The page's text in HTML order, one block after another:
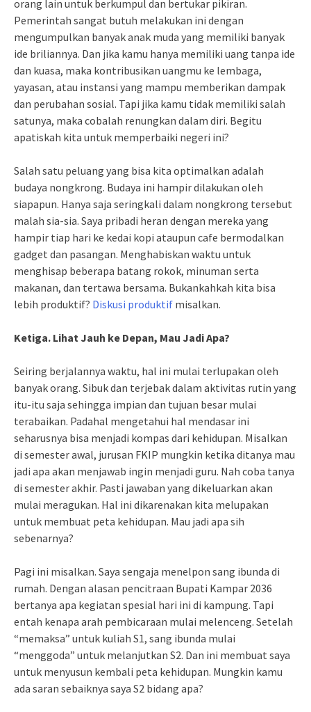
orang lain untuk berkumpul dan bertukar pikiran.
Pemerintah sangat butuh melakukan ini dengan
mengumpulkan banyak anak muda yang memiliki banyak
ide briliannya. Dan jika kamu hanya memiliki uang tanpa ide
dan kuasa, maka kontribusikan uangmu ke lembaga,
yayasan, atau instansi yang mampu memberikan dampak
dan perubahan sosial. Tapi jika kamu tidak memiliki salah
satunya, maka cobalah renungkan dalam diri. Begitu
apatiskah kita untuk memperbaiki negeri ini?
Salah satu peluang yang bisa kita optimalkan adalah
budaya nongkrong. Budaya ini hampir dilakukan oleh
siapapun. Hanya saja seringkali dalam nongkrong tersebut
malah sia-sia. Saya pribadi heran dengan mereka yang
hampir tiap hari ke kedai kopi ataupun cafe bermodalkan
gadget dan pasangan. Menghabiskan waktu untuk
menghisap beberapa batang rokok, minuman serta
makanan, dan tertawa bersama. Bukankahkah kita bisa
lebih produktif? Diskusi produktif misalkan.
Ketiga. Lihat Jauh ke Depan, Mau Jadi Apa?
Seiring berjalannya waktu, hal ini mulai terlupakan oleh
banyak orang. Sibuk dan terjebak dalam aktivitas rutin yang
itu-itu saja sehingga impian dan tujuan besar mulai
terabaikan. Padahal mengetahui hal mendasar ini
seharusnya bisa menjadi kompas dari kehidupan. Misalkan
di semester awal, jurusan FKIP mungkin ketika ditanya mau
jadi apa akan menjawab ingin menjadi guru. Nah coba tanya
di semester akhir. Pasti jawaban yang dikeluarkan akan
mulai meragukan. Hal ini dikarenakan kita melupakan
untuk membuat peta kehidupan. Mau jadi apa sih
sebenarnya?
Pagi ini misalkan. Saya sengaja menelpon sang ibunda di
rumah. Dengan alasan pencitraan Bupati Kampar 2036
bertanya apa kegiatan spesial hari ini di kampung. Tapi
entah kenapa arah pembicaraan mulai melenceng. Setelah
“memaksa” untuk kuliah S1, sang ibunda mulai
“menggoda” untuk melanjutkan S2. Dan ini membuat saya
untuk menyusun kembali peta kehidupan. Mungkin kamu
ada saran sebaiknya saya S2 bidang apa?